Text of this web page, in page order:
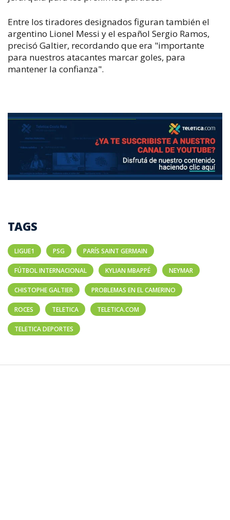
Entre los tiradores designados figuran también el
argentino Lionel Messi y el español Sergio Ramos,
precisó Galtier, recordando que era "importante
para nuestros atacantes marcar goles, para
mantener la confianza".
TAGS
LIGUE1 PSG PARÍS SAINT GERMAIN
FÚTBOL INTERNACIONAL KYLIAN MBAPPÉ NEYMAR
CHISTOPHE GALTIER PROBLEMAS EN EL CAMERINO
ROCES TELETICA TELETICA.COM
TELETICA DEPORTES